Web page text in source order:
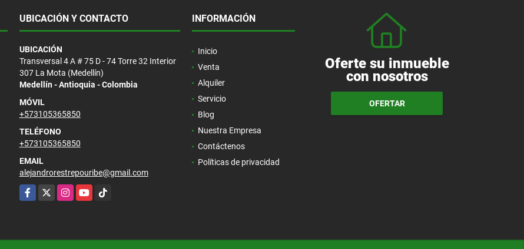
UBICACIÓN Y CONTACTO
UBICACIÓN
Transversal 4 A # 75 D - 74 Torre 32 Interior
307 La Mota (Medellín)
Medellín - Antioquia - Colombia
MÓVIL
+573105365850
TELÉFONO
+573105365850
EMAIL
alejandrorestrepouribe@gmail.com
Facebook
X InstagramYouTubeTikTok
INFORMACIÓN
Inicio
Venta
Alquiler
Servicio
Blog
Nuestra Empresa
Contáctenos
Políticas de privacidad
Oferte su inmueble
con nosotros
OFERTAR